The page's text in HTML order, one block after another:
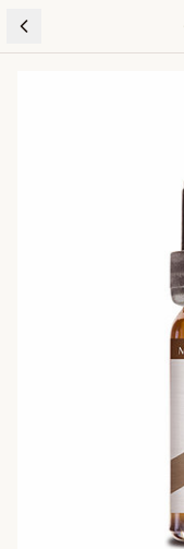
Skip to content